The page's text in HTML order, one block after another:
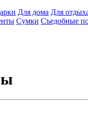
Для дома Для
Сумки Съедобные